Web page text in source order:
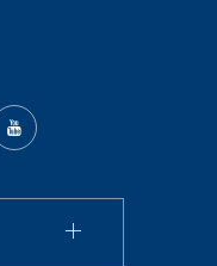
youtube